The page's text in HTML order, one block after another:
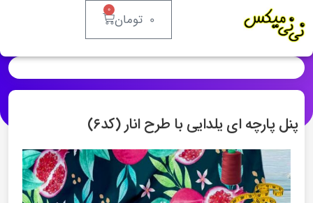
۰ تومان ۰
پنل پارچه ای یلدایی با طرح انار (کد۶)